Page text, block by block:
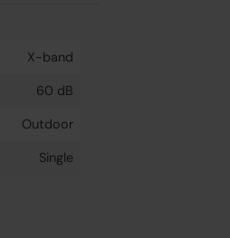
X-band
60 dB
Outdoor
Single